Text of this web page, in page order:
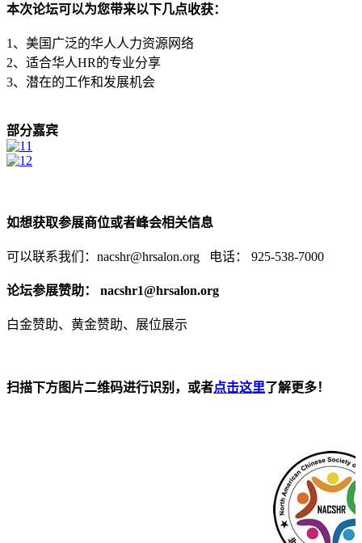
本次论坛可以为您带来以下几点收获：
1、美国广泛的华人人力资源网络
2、适合华人HR的专业分享
3、潜在的工作和发展机会
部分嘉宾
如想获取参展商位或者峰会相关信息
可以联系我们：nacshr@hrsalon.org 电话： 925-538-7000
论坛参展赞助： nacshr1@hrsalon.org
白金赞助、黄金赞助、展位展示
扫描下方图片二维码进行识别，或者点击这里了解更多！